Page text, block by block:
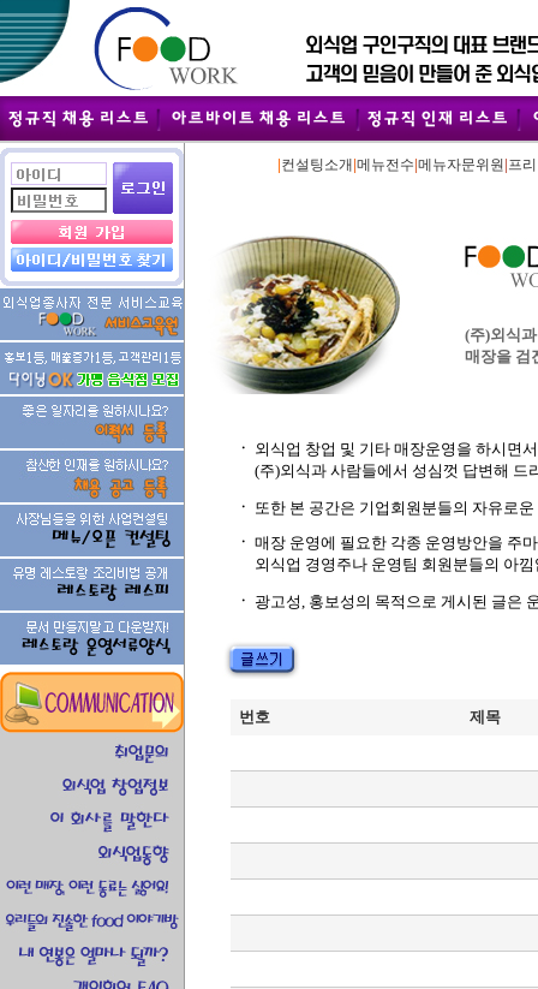
|컨설팅소개 |메뉴전수|메뉴자문위원 |프
(주)외식
매장을 검
ㆍ 외식업 창업 및 기타 매장운영을 하시면
(주)외식과 사람들에서 성심껏 답변해 드
ㆍ 또한 본 공간은 기업회원분들의 자유로
ㆍ 매장 운영에 필요한 각종 운영방안을 주
외식업 경영주나 운영팀 회원분들의 아
ㆍ 광고성, 홍보성의 목적으로 게시된 글은
번호 제목